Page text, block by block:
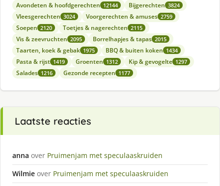
Avondeten & hoofdgerechten 12144 Bijgerechten 3824
Vleesgerechten 3024 Voorgerechten & amuses 2759
Soepen 2120 Toetjes & nagerechten 2115
Vis & zeevruchten 2095 Borrelhapjes & tapas 2015
Taarten, koek & gebak 1975 BBQ & buiten koken 1434
Pasta & rijst 1419 Groenten 1312 Kip & gevogelte 1297
Salades 1216 Gezonde recepten 1177
Laatste reacties
anna over Pruimenjam met speculaaskruiden
Wilmie over Pruimenjam met speculaaskruiden